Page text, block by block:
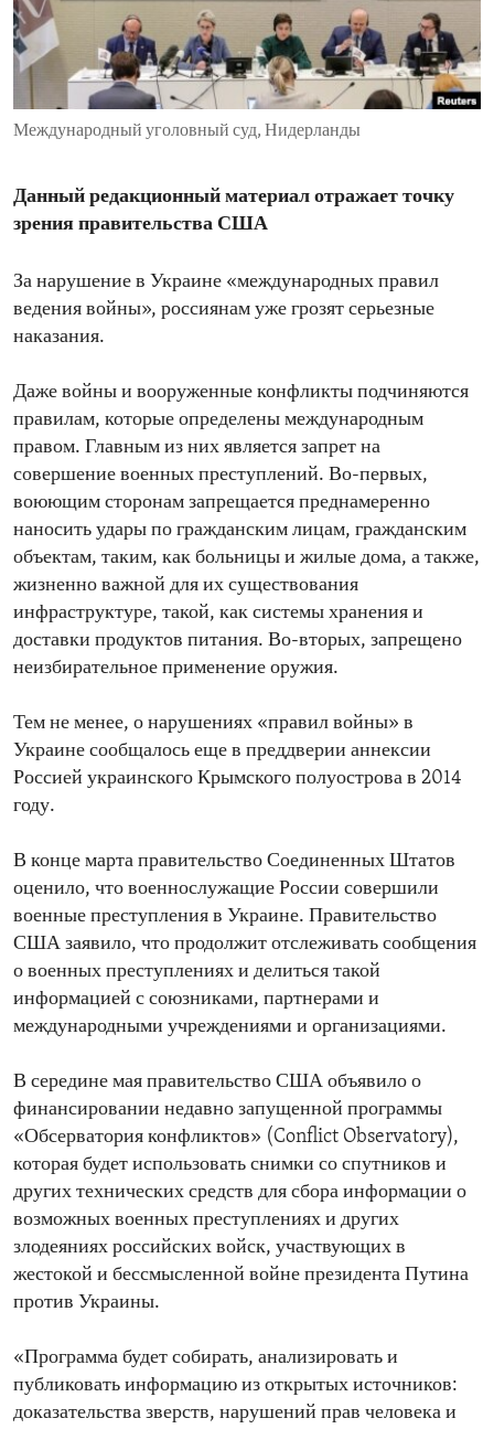
ENVIRONMENT AND HEALTH
IDEALS AND INSTITUTIONS
Международный уголовный суд, Нидерланды
Данный редакционный материал отражает точку
зрения правительства США
За нарушение в Украине «международных правил
ведения войны», россиянам уже грозят серьезные
наказания.
Даже войны и вооруженные конфликты подчиняются
правилам, которые определены международным
правом. Главным из них является запрет на
совершение военных преступлений. Во-первых,
воюющим сторонам запрещается преднамеренно
наносить удары по гражданским лицам, гражданским
объектам, таким, как больницы и жилые дома, а также,
жизненно важной для их существования
инфраструктуре, такой, как системы хранения и
доставки продуктов питания. Во-вторых, запрещено
неизбирательное применение оружия.
Тем не менее, о нарушениях «правил войны» в
Украине сообщалось еще в преддверии аннексии
Россией украинского Крымского полуострова в 2014
году.
В конце марта правительство Соединенных Штатов
оценило, что военнослужащие России совершили
военные преступления в Украине. Правительство
США заявило, что продолжит отслеживать сообщения
о военных преступлениях и делиться такой
информацией с союзниками, партнерами и
международными учреждениями и организациями.
В середине мая правительство США объявило о
финансировании недавно запущенной программы
«Обсерватория конфликтов» (Conflict Observatory),
которая будет использовать снимки со спутников и
других технических средств для сбора информации о
возможных военных преступлениях и других
злодеяниях российских войск, участвующих в
жестокой и бессмысленной войне президента Путина
против Украины.
«Программа будет собирать, анализировать и
публиковать информацию из открытых источников:
доказательства зверств, нарушений прав человека и